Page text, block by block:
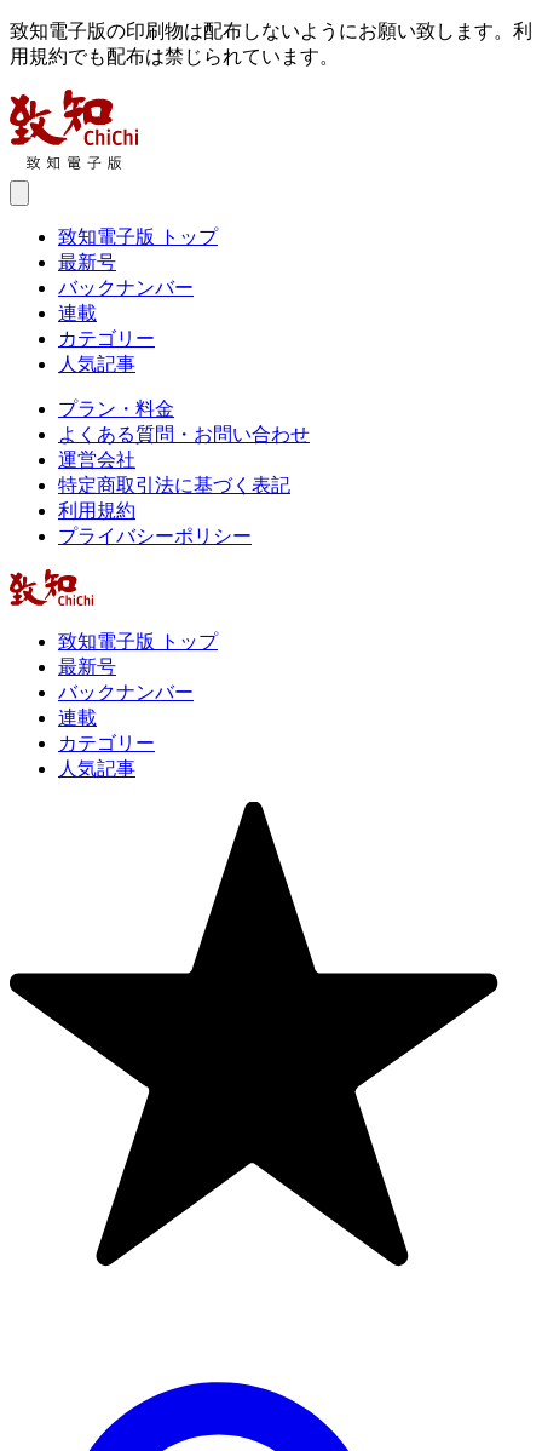
致知電子版の印刷物は配布しないようにお願い致します。利
用規約でも配布は禁じられています。
致知電子版 トップ
最新号
バックナンバー
連載
カテゴリー
人気記事
プラン・料金
よくある質問・お問い合わせ
運営会社
特定商取引法に基づく表記
利用規約
プライバシーポリシー
致知電子版 トップ
最新号
バックナンバー
連載
カテゴリー
人気記事